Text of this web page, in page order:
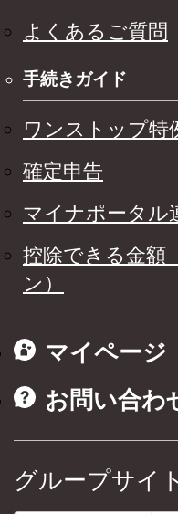
よくあるご質問
手続きガイド
ワンストップ特
確定申告
マイナポータル
控除できる金額
ン）
マイページ
お問い合わ
グループサイト